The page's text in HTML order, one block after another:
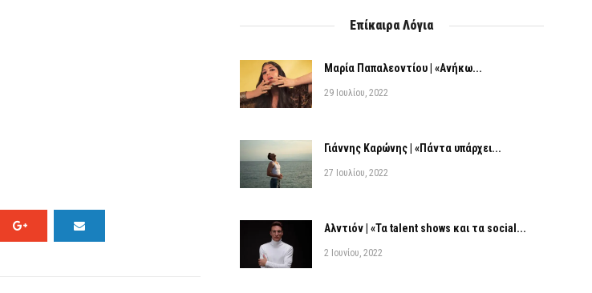
Επίκαιρα Λόγια
Μαρία Παπαλεοντίου | «Ανήκω...
29 Ιουλίου, 2022
Γιάννης Καρώνης | «Πάντα υπάρχει...
27 Ιουλίου, 2022
Αλντιόν | «Τα talent shows και τα social...
2 Ιουνίου, 2022